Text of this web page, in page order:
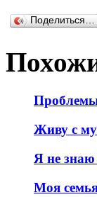
Поделиться…
Живу с
Я не знаю
Моя семья